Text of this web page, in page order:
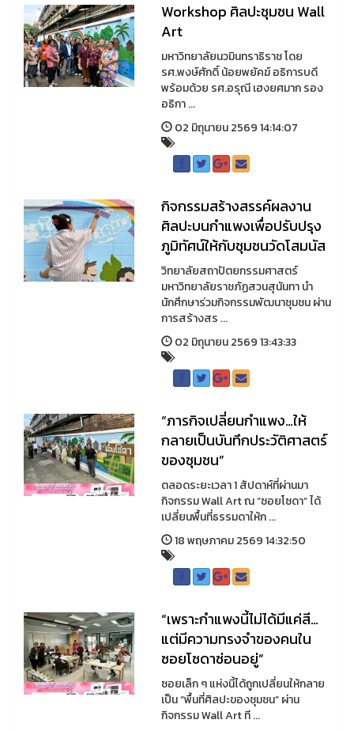
Workshop ศิลปะชุมชน Wall
Art
มหาวิทยาลัยนวมินทราธิราช โดย
รศ.พงษ์ศักดิ์ น้อยพยัคฆ์ อธิการบดี
พร้อมด้วย รศ.อรุณี เฮงยศมาก รอง
อธิกา ...
02 มิถุนายน 2569 14:14:07
กิจกรรมสร้างสรรค์ผลงาน
ศิลปะบนกำแพงเพื่อปรับปรุง
ภูมิทัศน์ให้กับชุมชนวัดโสมนัส
วิทยาลัยสถาปัตยกรรมศาสตร์
มหาวิทยาลัยราชภัฏสวนสุนันทา นำ
นักศึกษาร่วมกิจกรรมพัฒนาชุมชน ผ่าน
การสร้างสร ...
02 มิถุนายน 2569 13:43:33
“ภารกิจเปลี่ยนกำแพง…ให้
กลายเป็นบันทึกประวัติศาสตร์
ของชุมชน”
ตลอดระยะเวลา 1 สัปดาห์ที่ผ่านมา
กิจกรรม Wall Art ณ “ซอยโซดา” ได้
เปลี่ยนพื้นที่ธรรมดาให้ก ...
18 พฤษภาคม 2569 14:32:50
“เพราะกำแพงนี้ไม่ได้มีแค่สี…
แต่มีความทรงจำของคนใน
ซอยโซดาซ่อนอยู่”
ซอยเล็ก ๆ แห่งนี้ได้ถูกเปลี่ยนให้กลาย
เป็น “พื้นที่ศิลปะของชุมชน” ผ่าน
กิจกรรม Wall Art ที ...